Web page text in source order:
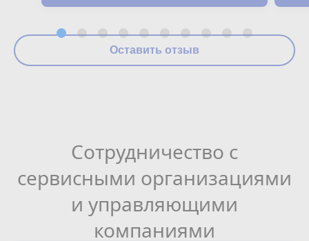
Оставить отзыв
Сотрудничество с
сервисными организациями
и управляющими
компаниями